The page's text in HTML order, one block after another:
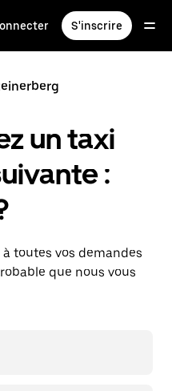
S'inscrire
un taxi
:
toutes vos demandes
que nous vous
de taxi. Si tel
et pourrez rejoindre